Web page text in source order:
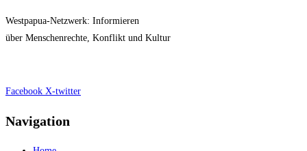
Westpapua-Netzwerk: Informieren
über Menschenrechte, Konflikt und Kultur
Facebook X-twitter
Navigation